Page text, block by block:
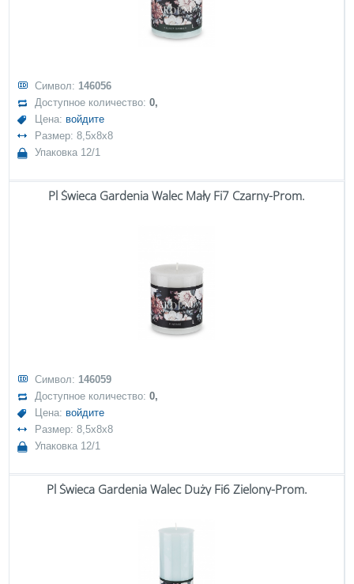
Символ: 146056
Доступное количество:0,
Цена: войдите
Размер: 8,5x8x8
Упаковка 12/1
Pl Świeca Gardenia Walec Mały Fi7 Czarny-Prom.
Символ: 146059
Доступное количество:0,
Цена: войдите
Размер: 8,5x8x8
Упаковка 12/1
Pl Świeca Gardenia Walec Duży Fi6 Zielony-Prom.